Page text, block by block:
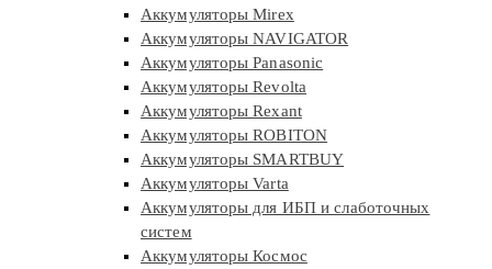
Аккумуляторы Mirex
Аккумуляторы NAVIGATOR
Аккумуляторы Panasonic
Аккумуляторы Revolta
Аккумуляторы Rexant
Аккумуляторы ROBITON
Аккумуляторы SMARTBUY
Аккумуляторы Varta
Аккумуляторы для ИБП и слаботочных
систем
Аккумуляторы Космос